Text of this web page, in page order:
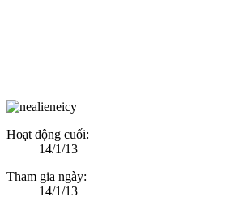
Hoạt động cuối:
14/1/13
Tham gia ngày:
14/1/13